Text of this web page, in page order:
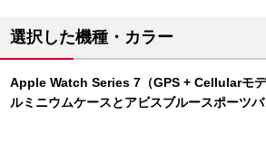
選択した機種・カラー
Apple Watch Series 7（GPS + Cellularモ
ルミニウムケースとアビスブルースポーツ